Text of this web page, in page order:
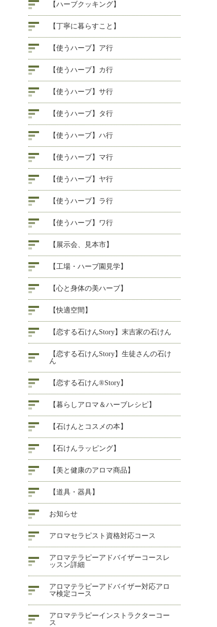
【ハーブクッキング】
【丁寧に暮らすこと】
【使うハーブ】ア行
【使うハーブ】カ行
【使うハーブ】サ行
【使うハーブ】タ行
【使うハーブ】ハ行
【使うハーブ】マ行
【使うハーブ】ヤ行
【使うハーブ】ラ行
【使うハーブ】ワ行
【展示会、見本市】
【工場・ハーブ園見学】
【心と身体の美ハーブ】
【快適空間】
【恋する石けんStory】末吉家の石けん
【恋する石けんStory】生徒さんの石け
ん
【恋する石けん®Story】
【暮らしアロマ＆ハーブレシピ】
【石けんとコスメの本】
【石けんラッピング】
【美と健康のアロマ商品】
【道具・器具】
お知らせ
アロマセラピスト資格対応コース
アロマテラピーアドバイザーコースレ
ッスン詳細
アロマテラピーアドバイザー対応アロ
マ検定コース
アロマテラピーインストラクターコー
ス